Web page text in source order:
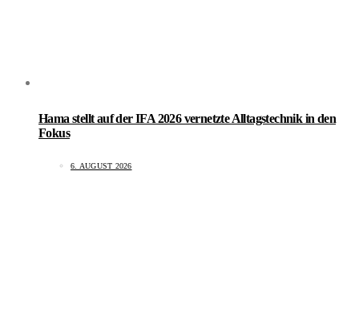
Hama stellt auf der IFA 2026 vernetzte Alltagstechnik in den
Fokus
6. AUGUST 2026